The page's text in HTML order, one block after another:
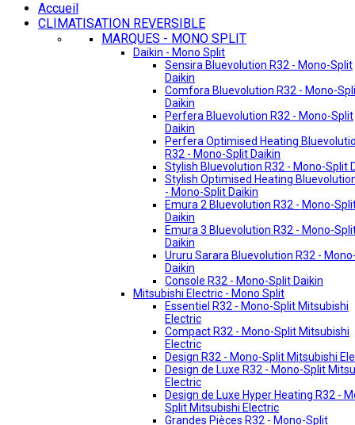
Accueil
CLIMATISATION REVERSIBLE
MARQUES - MONO SPLIT
Daikin - Mono Split
Sensira Bluevolution R32 - Mono-Split
Daikin
Comfora Bluevolution R32 - Mono-
Daikin
Perfera Bluevolution R32 - Mono-Split
Daikin
Perfera Optimised Heating
R32 - Mono-Split Daikin
Stylish Bluevolution R32 - Mono-Split
Stylish Optimised Heating
- Mono-Split Daikin
Emura 2 Bluevolution R32 - Mono-
Daikin
Emura 3 Bluevolution R32 - Mono-
Daikin
Ururu Sarara Bluevolution R32 -
Daikin
Console R32 - Mono-Split Daikin
Mitsubishi Electric - Mono Split
Essentiel R32 - Mono-Split Mitsubishi
Electric
Compact R32 - Mono-Split Mitsubishi
Electric
Design R32 - Mono-Split Mitsubishi
Design de Luxe R32 - Mono-Split
Electric
Design de Luxe Hyper Heating R32 -
Split Mitsubishi Electric
Grandes Pièces R32 - Mono-Split